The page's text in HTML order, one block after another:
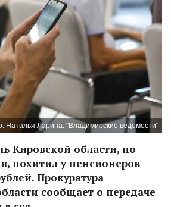
Наталья Ларина. "Владимирские ведомости"
Кировской области, по
похитил у пенсионеров
Прокуратура
сообщает о передаче